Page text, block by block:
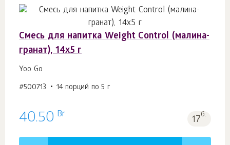
Смесь для напитка Weight Control (малина-
гранат), 14х5 г
Yoo Go
#500713 14 порций по 5 г
40.50 Br 17б.